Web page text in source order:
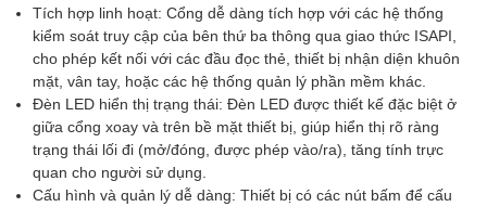
Tích hợp linh hoạt: Cổng dễ dàng tích hợp với các hệ thống
kiểm soát truy cập của bên thứ ba thông qua giao thức ISAPI,
cho phép kết nối với các đầu đọc thẻ, thiết bị nhận diện khuôn
mặt, vân tay, hoặc các hệ thống quản lý phần mềm khác.
Đèn LED hiển thị trạng thái: Đèn LED được thiết kế đặc biệt ở
giữa cổng xoay và trên bề mặt thiết bị, giúp hiển thị rõ ràng
trạng thái lối đi (mở/đóng, được phép vào/ra), tăng tính trực
quan cho người sử dụng.
Cấu hình và quản lý dễ dàng: Thiết bị có các nút bấm để cấu